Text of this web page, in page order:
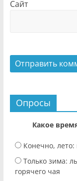
Сайт
Опросы
Какое
Конечно, лето:
Только зима:
горячего чая